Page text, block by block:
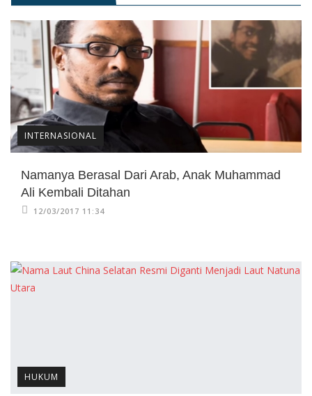
INTERNASIONAL
Namanya Berasal Dari Arab, Anak Muhammad
Ali Kembali Ditahan
12/03/2017 11:34
HUKUM